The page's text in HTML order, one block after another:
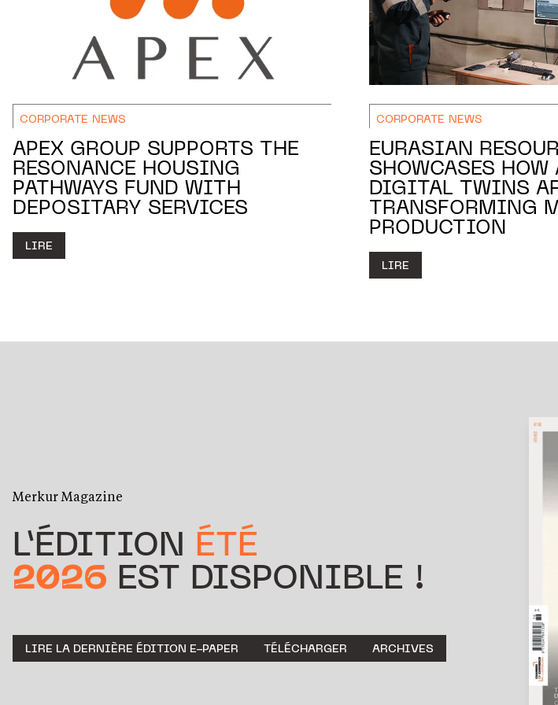
CORPORATE NEWS
APEX GROUP SUPPORTS THE
RESONANCE HOUSING
PATHWAYS FUND WITH
DEPOSITARY SERVICES
LIRE
CORPORATE NEWS
EURASIAN
SHOWCASES
DIGITAL TWINS
TRANSFORMING
PRODUCTION
LIRE
Merkur Magazine
L’ÉDITION ÉTÉ
2026 EST DISPONIBLE !
LIRE LA DERNIÈRE ÉDITION E-PAPER TÉLÉCHARGER ARCHIVES